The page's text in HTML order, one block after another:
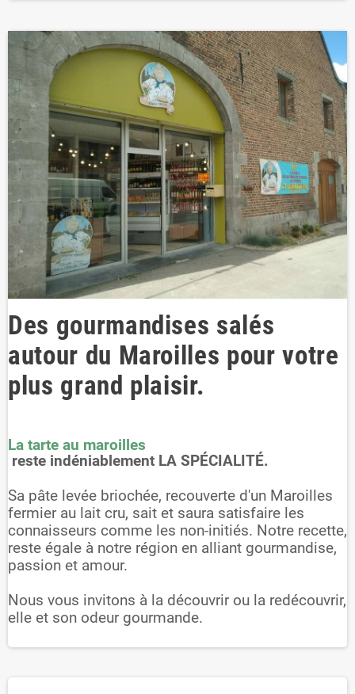
Des gourmandises salés
autour du Maroilles pour votre
plus grand plaisir.
La tarte au maroilles
reste indéniablement LA SPÉCIALITÉ.
Sa pâte levée briochée, recouverte d'un Maroilles
fermier au lait cru, sait et saura satisfaire les
connaisseurs comme les non-initiés. Notre recette,
reste égale à notre région en alliant gourmandise,
passion et amour.
Nous vous invitons à la découvrir ou la redécouvrir,
elle et son odeur gourmande.